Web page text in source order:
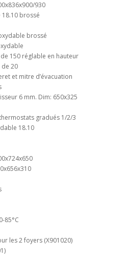
extérieures : 400x836x900/930
18.10 brossé
brossé
150 réglable en hauteur
20
et mitre d’évacuation
6 mm. Dim: 650x325
gradués 1/2/3
18.10
85°C
les 2 foyers (X901020)